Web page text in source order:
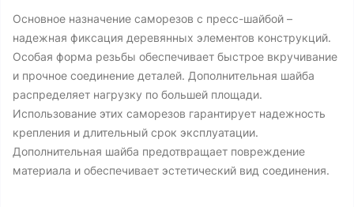
Основное назначение саморезов с пресс-шайбой –
надежная фиксация деревянных элементов конструкций.
Особая форма резьбы обеспечивает быстрое вкручивание
и прочное соединение деталей. Дополнительная шайба
распределяет нагрузку по большей площади.
Использование этих саморезов гарантирует надежность
крепления и длительный срок эксплуатации.
Дополнительная шайба предотвращает повреждение
материала и обеспечивает эстетический вид соединения.